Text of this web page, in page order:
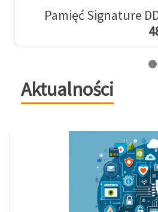
Pamięć Signature
Aktualności